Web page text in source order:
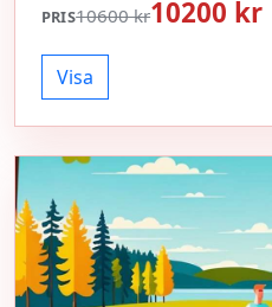
PRIS10600 kr10200 kr
Visa